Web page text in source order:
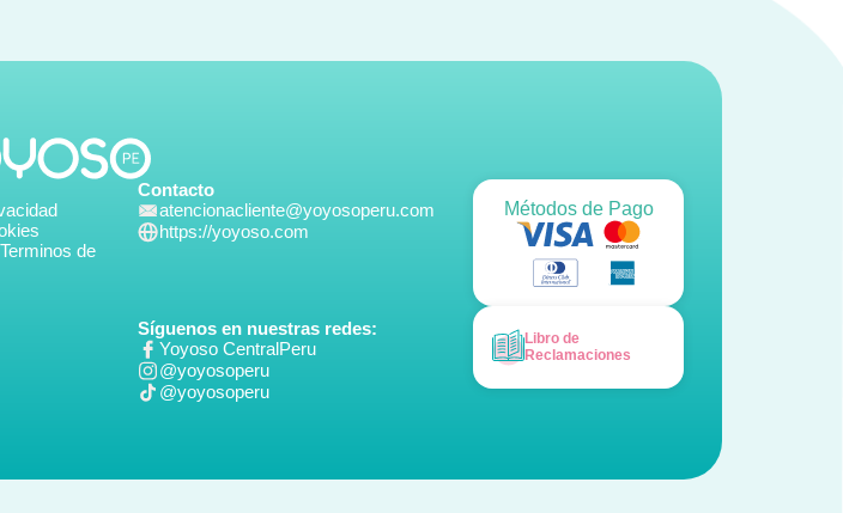
de
Contacto
atencionacliente@yoyosoperu.com
https://yoyoso.com
Síguenos en nuestras redes:
Yoyoso CentralPeru
@yoyosoperu
@yoyosoperu
Métodos de Pago
Libro de
Reclamaciones